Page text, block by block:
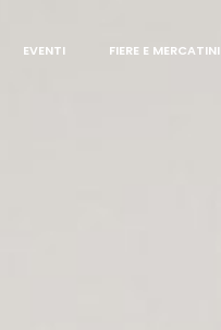
EVENTI FIERE E MERCATINI